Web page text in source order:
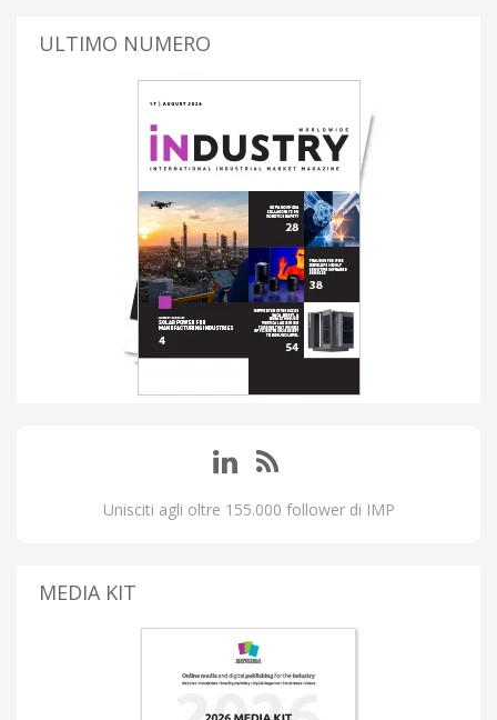
ULTIMO NUMERO
Unisciti agli oltre 155.000 follower di IMP
MEDIA KIT